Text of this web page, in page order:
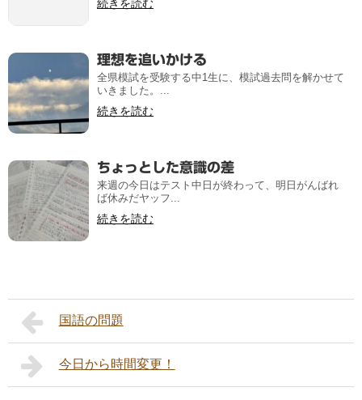
続きを読む
理想を追いかける
全県模試を受験する中1生に、模試過去問を解かせて
いきました。...
続きを読む
ちょっとした意識の差
来週の今日はテスト中日が終わって、明日がんばれ
ば休みだヤッフ...
続きを読む
国語の問題
今日から時間変更！